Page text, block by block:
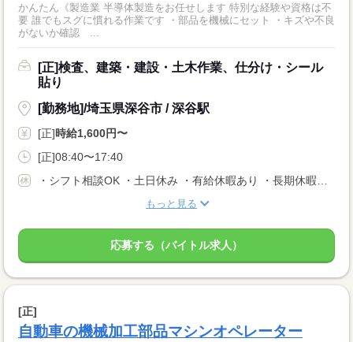
かんたん《製造業 半導体製造をお任せします 特別な経験や資格は不
要 誰でもスグに慣れる作業です ・部品を機械にセット ・キズや不良
がないか確認 ...
[正]検査、建築・建設・土木作業、仕分け・シール
貼り
[勤務地]/埼玉県深谷市 / 深谷駅
[正]時給1,600円〜
[正]08:40〜17:40
もっと見る
応募する（バイトル求人）
[正]
自動車の機械加工部品マシンオペレーター